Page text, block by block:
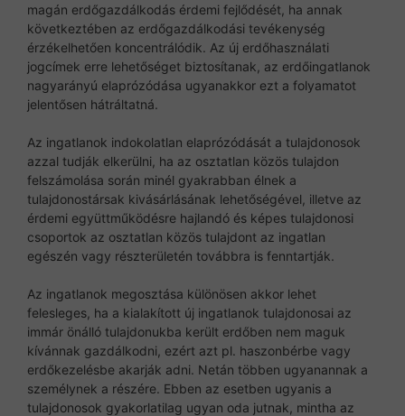
magán erdőgazdálkodás érdemi fejlődését, ha annak
következtében az erdőgazdálkodási tevékenység
érzékelhetően koncentrálódik. Az új erdőhasználati
jogcímek erre lehetőséget biztosítanak, az erdőingatlanok
nagyarányú elaprózódása ugyanakkor ezt a folyamatot
jelentősen hátráltatná.
Az ingatlanok indokolatlan elaprózódását a tulajdonosok
azzal tudják elkerülni, ha az osztatlan közös tulajdon
felszámolása során minél gyakrabban élnek a
tulajdonostársak kivásárlásának lehetőségével, illetve az
érdemi együttműködésre hajlandó és képes tulajdonosi
csoportok az osztatlan közös tulajdont az ingatlan
egészén vagy részterületén továbbra is fenntartják.
Az ingatlanok megosztása különösen akkor lehet
felesleges, ha a kialakított új ingatlanok tulajdonosai az
immár önálló tulajdonukba került erdőben nem maguk
kívánnak gazdálkodni, ezért azt pl. haszonbérbe vagy
erdőkezelésbe akarják adni. Netán többen ugyanannak a
személynek a részére. Ebben az esetben ugyanis a
tulajdonosok gyakorlatilag ugyan oda jutnak, mintha az